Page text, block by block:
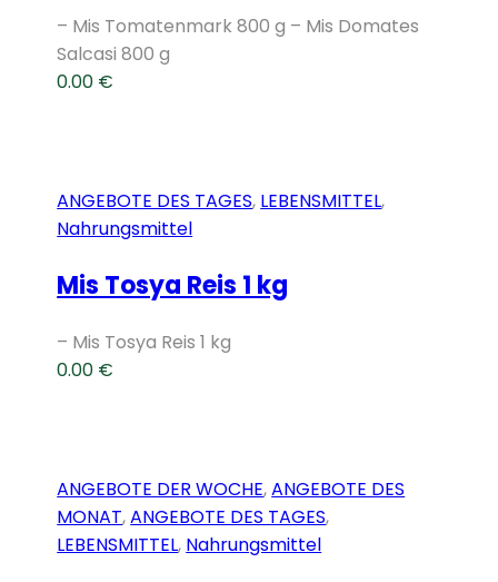
– Mis Tomatenmark 800 g – Mis Domates
Salcasi 800 g
0.00 €
ANGEBOTE DES TAGES, LEBENSMITTEL,
Nahrungsmittel
Mis Tosya Reis 1 kg
– Mis Tosya Reis 1 kg
0.00 €
ANGEBOTE DER WOCHE,ANGEBOTE DES
MONAT,ANGEBOTE DES TAGES,
LEBENSMITTEL, Nahrungsmittel